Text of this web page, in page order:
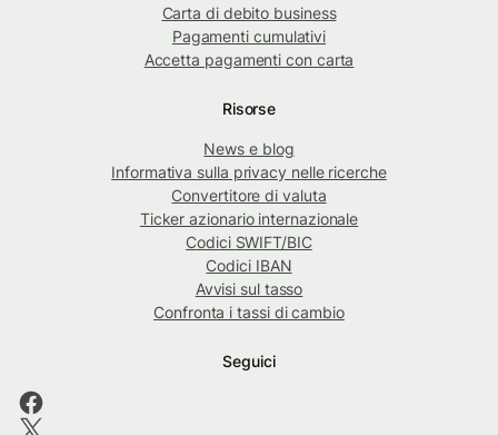
Carta di debito business
Pagamenti cumulativi
Accetta pagamenti con carta
Risorse
News e blog
Informativa sulla privacy nelle ricerche
Convertitore di valuta
Ticker azionario internazionale
Codici SWIFT/BIC
Codici IBAN
Avvisi sul tasso
Confronta i tassi di cambio
Seguici